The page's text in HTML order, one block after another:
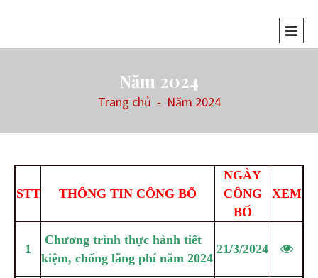
Năm 2024
Trang chủ - Năm 2024
STT THÔNG TIN CÔNG BỐ
NGÀY
CÔNG
BỐ
XEM
1
Chương trình thực hành tiết
kiệm, chống lãng phí năm 2024
21/3/2024